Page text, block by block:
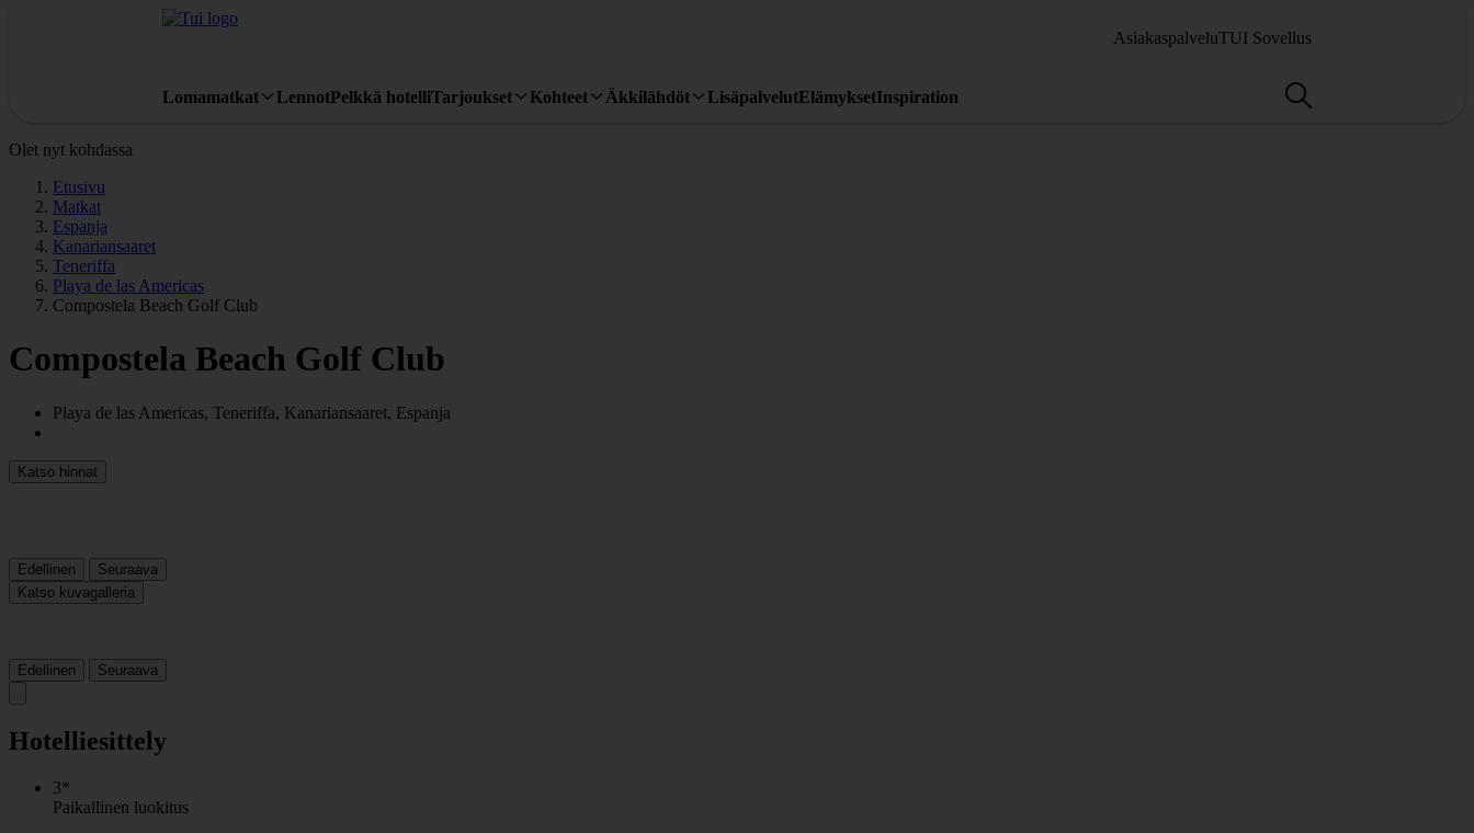
AsiakaspalveluTUI Sovellus
Lomamatkat LennotPelkkä hotelliTarjoukset Kohteet Äkkilähdöt LisäpalvelutElämyksetInspiration
Olet nyt kohdassa
Etusivu
Matkat
Espanja
Kanariansaaret
Teneriffa
Playa de las Americas
Compostela Beach Golf Club
Compostela Beach Golf Club
Playa de las Americas, Teneriffa, Kanariansaaret, Espanja
Katso hinnat
Edellinen
Seuraava
Katso kuvagalleria
Edellinen Seuraava
Hotelliesittely
3*
Paikallinen luokitus